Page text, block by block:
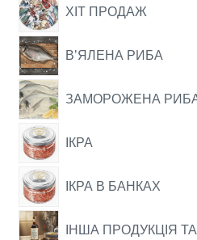
ХІТ ПРОДАЖ
ВʼЯЛЕНА РИБА
ЗАМОРОЖЕНА
ІКРА
ІКРА В БАНКАХ
ІНША ПРОДУКЦІЯ